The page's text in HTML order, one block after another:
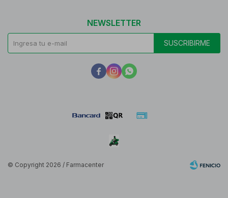
NEWSLETTER
SUSCRIBIRME
  
© Copyright 2026 / Farmacenter